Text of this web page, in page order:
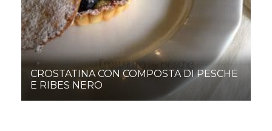
CROSTATINA CON COMPOSTA DI PESCHE
E RIBES NERO